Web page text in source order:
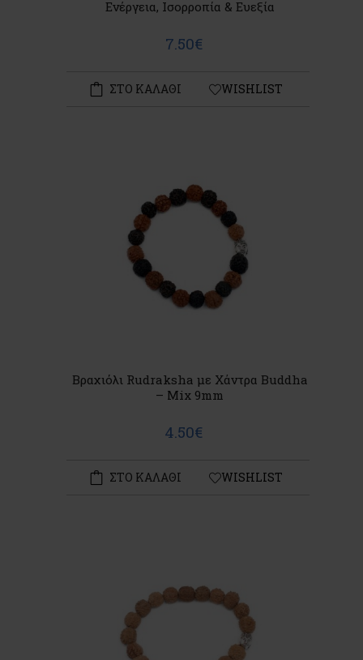
Ενέργεια, Ισορροπία & Ευεξία
7.50€
ΣΤΟ ΚΑΛΑΘΙ WISHLIST
Βραχιόλι Rudraksha με Χάντρα Buddha
– Mix 9mm
4.50€
ΣΤΟ ΚΑΛΑΘΙ WISHLIST